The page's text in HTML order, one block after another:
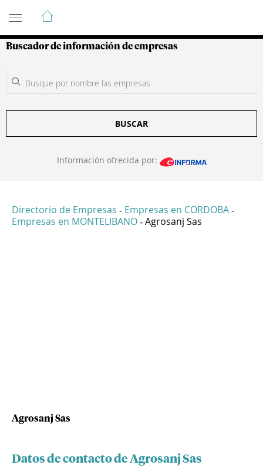
Guía de Empresas Colombianas
Buscador de información de empresas
BUSCAR
Información ofrecida por:
Directorio de Empresas - Empresas en CORDOBA -
Empresas en MONTELIBANO - Agrosanj Sas
Agrosanj Sas
Datos de contacto de Agrosanj Sas